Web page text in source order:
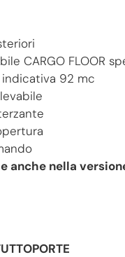
CARGO FLOOR
92 mc
anche nella